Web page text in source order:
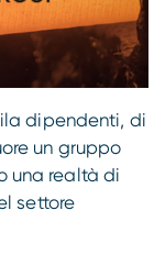
dipendenti, di
un gruppo
una realtà di
settore